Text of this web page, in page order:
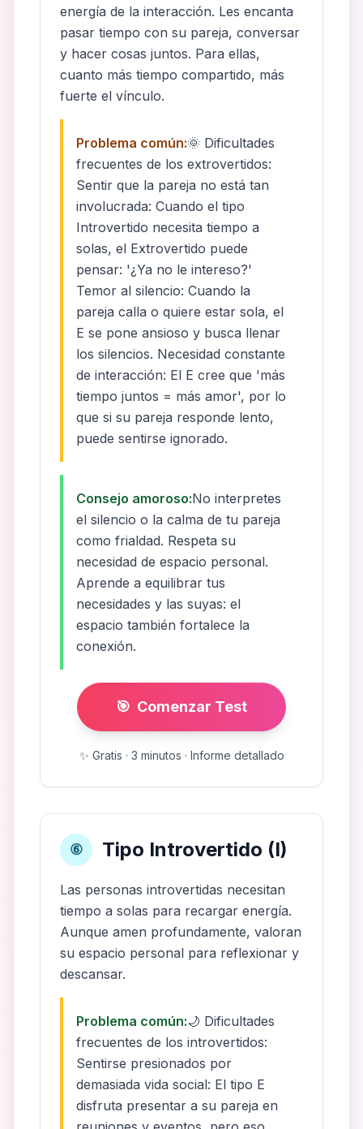
energía de la interacción. Les encanta
pasar tiempo con su pareja, conversar
y hacer cosas juntos. Para ellas,
cuanto más tiempo compartido, más
fuerte el vínculo.
Problema común:🌞 Dificultades
frecuentes de los extrovertidos:
Sentir que la pareja no está tan
involucrada: Cuando el tipo
Introvertido necesita tiempo a
solas, el Extrovertido puede
pensar: '¿Ya no le intereso?'
Temor al silencio: Cuando la
pareja calla o quiere estar sola, el
E se pone ansioso y busca llenar
los silencios. Necesidad constante
de interacción: El E cree que 'más
tiempo juntos = más amor', por lo
que si su pareja responde lento,
puede sentirse ignorado.
Consejo amoroso:No interpretes
el silencio o la calma de tu pareja
como frialdad. Respeta su
necesidad de espacio personal.
Aprende a equilibrar tus
necesidades y las suyas: el
espacio también fortalece la
conexión.
🎯 Comenzar Test
✨ Gratis · 3 minutos · Informe detallado
⑥ Tipo Introvertido (I)
Las personas introvertidas necesitan
tiempo a solas para recargar energía.
Aunque amen profundamente, valoran
su espacio personal para reflexionar y
descansar.
Problema común:🌙 Dificultades
frecuentes de los introvertidos:
Sentirse presionados por
demasiada vida social: El tipo E
disfruta presentar a su pareja en